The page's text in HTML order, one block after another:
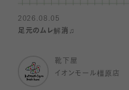
2026.08.05
足元のムレ解消♫
靴下屋
イオンモール橿原店